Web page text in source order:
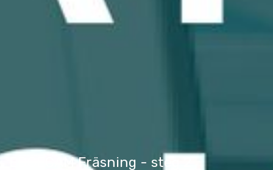
EDGECAM Fräsning - steg 2